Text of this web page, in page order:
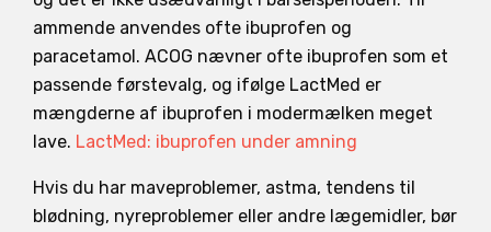
ammende anvendes ofte ibuprofen og
paracetamol. ACOG nævner ofte ibuprofen som et
passende førstevalg, og ifølge LactMed er
mængderne af ibuprofen i modermælken meget
lave. LactMed: ibuprofen under amning
Hvis du har maveproblemer, astma, tendens til
blødning, nyreproblemer eller andre lægemidler, bør